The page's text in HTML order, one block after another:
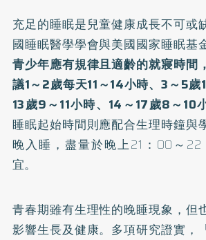
充足的睡眠是兒童健康成長不可或
國睡眠醫學學會與美國國家睡眠基
青少年應有規律且適齡的就寢時間
議1～2歲每天11～14小時、3～5歲
13歲9～11小時、14～17歲8～10
睡眠起始時間則應配合生理時鐘與
晚入睡，盡量於晚上21：00～
宜。
青春期雖有生理性的晚睡現象，但
影響生長及健康。多項研究證實，